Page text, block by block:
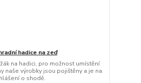
hadice na zeď
na hadici, pro možnost umístění
naše výrobky jsou pojištěny a je na
o shodě.